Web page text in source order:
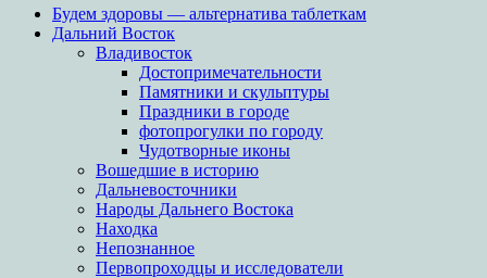
Будем здоровы — альтернатива таблеткам
Дальний Восток
Владивосток
Достопримечательности
Памятники и скульптуры
Праздники в городе
фотопрогулки по городу
Чудотворные иконы
Вошедшие в историю
Дальневосточники
Народы Дальнего Востока
Находка
Непознанное
Первопроходцы и исследователи